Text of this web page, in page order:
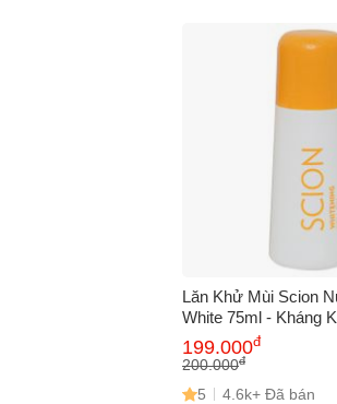
Lăn Khử Mùi Scion
White 75ml - Kháng
Da Mịn Màng, Thơm
Không Gây Vết Ố Áo
199.000đ
200.000đ
5 4.6k+ Đã bán